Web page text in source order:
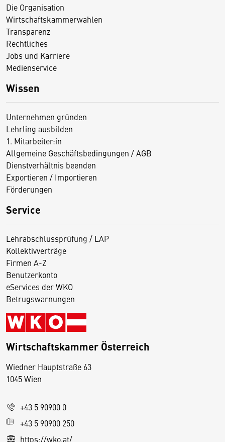
Die Organisation
Wirtschaftskammerwahlen
Transparenz
Rechtliches
Jobs und Karriere
Medienservice
Wissen
Unternehmen gründen
Lehrling ausbilden
1. Mitarbeiter:in
Allgemeine Geschäftsbedingungen / AGB
Dienstverhältnis beenden
Exportieren / Importieren
Förderungen
Service
Lehrabschlussprüfung / LAP
Kollektivverträge
Firmen A-Z
Benutzerkonto
eServices der WKO
Betrugswarnungen
Wirtschaftskammer Österreich
Wiedner Hauptstraße 63
1045 Wien
+43 5 90900 0
+43 5 90900 250
https://wko.at/
D
s
e
S